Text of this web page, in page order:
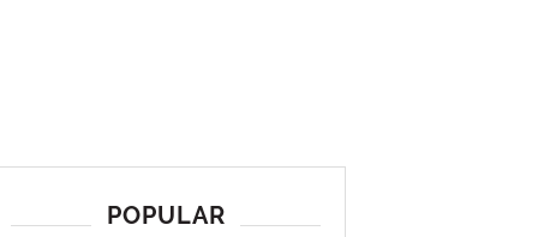
POPULAR